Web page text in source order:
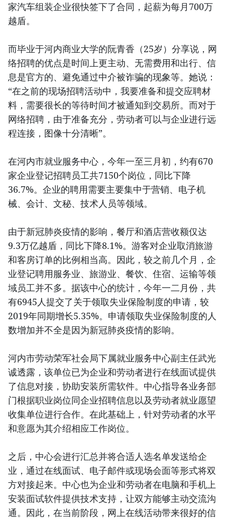
家汽车组装企业很快签下了合同，起薪为每月700万
越盾。
而毕业于河内商业大学的阮青香（25岁）分享说，网
络招聘的优点是时间上更主动、无需费用和出行、信
息是官方的、避免通过中介被诈骗的现象等。她说：
“在之前的现场招聘活动中，我要准备和提交应聘材
料，需要很长的等待时间才被通知到交易所。而对于
网络招聘，由于准备充分，劳动者可以与企业进行远
程连接，图像十分清晰”。
在河内市就业服务中心，今年一至三月初，约有670
家企业登记招聘员工共7150个岗位，同比下降
36.7%。企业的聘用需要主要集中于营销、电子机
械、会计、文秘、技术人员等领域。
由于新冠肺炎疫情的影响，餐厅和酒店营收额仅达
9.3万亿越盾，同比下降8.1%。游客对企业取消旅游
和客房订单的比例相当高。因此，较之前几个月，企
业登记聘用服务业、旅游业、餐饮、住宿、运输等领
域员工并不多。据该中心的统计，今年一二月份，共
有6945人提交了关于领取失业保险制度的申请，较
2019年同期增长5.35%。申请领取失业保险制度的人
数增加并不全是因为新冠肺炎疫情的影响。
河内市劳动荣军社会局下属就业服务中心副主任武光
诚透露，该单位已为企业和劳动者进行在线面试提供
了信息对接，协助安装所需软件。中心指导各业务部
门根据职业岗位同企业招聘信息以及劳动者就业愿望
收集单位进行合作。在此基础上，针对劳动者的水平
和意愿为其介绍相应工作岗位。
之后，中心会进行汇总并将合适人选名单发送给企
业，通过在线面试、电子邮件或现场会面等形式将双
方对接起来。中心也为企业和劳动者在电脑和手机上
安装面试软件提供技术支持，让双方能够主动交流沟
通。因此，在当前阶段，网上在线活动带来很好的信